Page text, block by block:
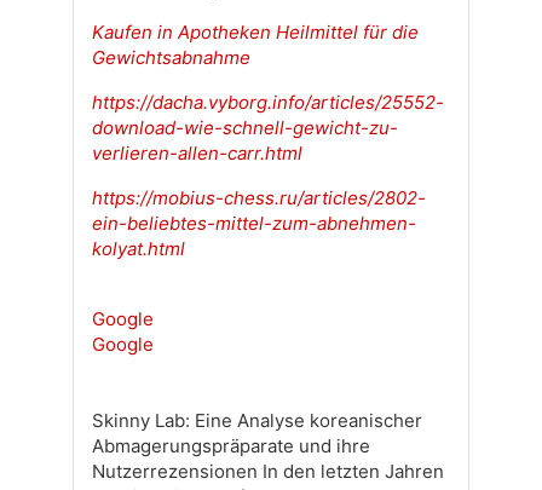
Kaufen in Apotheken Heilmittel für die
Gewichtsabnahme
https://dacha.vyborg.info/articles/25552-
download-wie-schnell-gewicht-zu-
verlieren-allen-carr.html
https://mobius-chess.ru/articles/2802-
ein-beliebtes-mittel-zum-abnehmen-
kolyat.html
Google
Google
Skinny Lab: Eine Analyse koreanischer
Abmagerungspräparate und ihre
Nutzerrezensionen In den letzten Jahren